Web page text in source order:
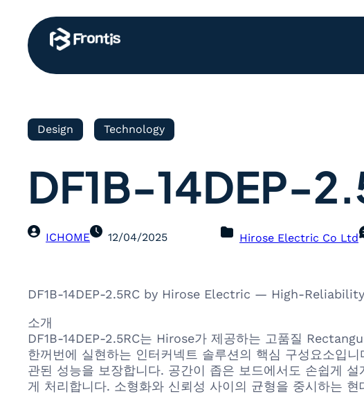
Design Technology
DF1B-14DEP-
ICHOME 12/04/2025 Hirose Electric Co Ltd
DF1B-14DEP-2.5RC by Hirose Electric — High-
소개
DF1B-14DEP-2.5RC는 Hirose가 제공하는 고품질
한꺼번에 실현하는 인터커넥트 솔루션의 핵심 구성요소입
관된 성능을 보장합니다. 공간이 좁은 보드에서도 손쉽게
게 처리합니다. 소형화와 신뢰성 사이의 균형을 중시하는